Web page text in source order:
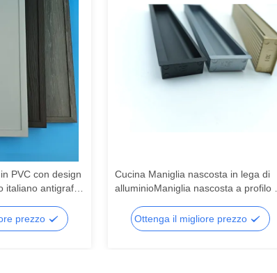
PVC con design
antigraffio
prezzo
Cucina Maniglia nascosta in lega di
alluminioManiglia nascosta a profilo di
alluminio
Ottenga il migliore prezzo